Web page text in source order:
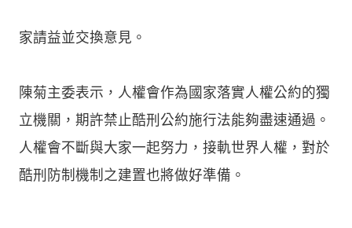
家請益並交換意見。
陳菊主委表示，人權會作為國家落實人權公約的獨
立機關，期許禁止酷刑公約施行法能夠盡速通過。
人權會不斷與大家一起努力，接軌世界人權，對於
酷刑防制機制之建置也將做好準備。